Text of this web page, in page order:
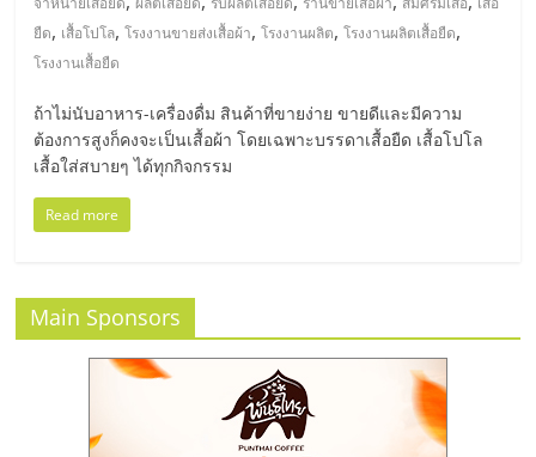
มอี
ไทย,
SMEs,
แฟ
รน
ไชส์,
ยืด, เสื้อโปโล,โรงงานขายส่งเสื้อผ้า,โรงงานผลิต,โรงงานผลิตเสื้อยืด,
โรงงานเสื้อยืด
ถ้าไม่นับอาหาร-เครื่องดื่ม สินค้าที่ขายง่าย ขายดีและมีความ
ต้องการสูงก็คงจะเป็นเสื้อผ้า โดยเฉพาะบรรดาเสื้อยืด เสื้อโปโล
เสื้อใส่สบายๆ ได้ทุกกิจกรรม
Read more
Main Sponsors